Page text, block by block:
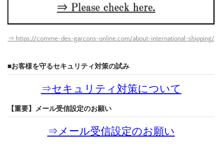
⇒ https://comme-des-garcons-online.com/about-international-shipping/
■お客様を守るセキュリティ対策の試み
⇒セキュリティ対策について
【重要】メール受信設定のお願い
⇒メール受信設定のお願い